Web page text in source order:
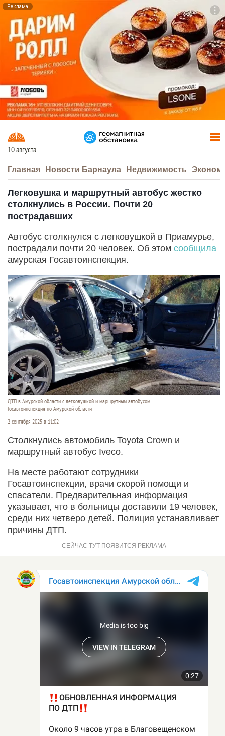
Реклама
10 августа
Главная Новости Барнаула Недвижимость
Легковушка и маршрутный автобус жестко
столкнулись в России. Почти 20
пострадавших
Автобус столкнулся с легковушкой в Приамурье,
пострадали почти 20 человек. Об этом сообщила
амурская Госавтоинспекция.
ДТП в Амурской области с легковушкой и маршрутным автобусом.
Госавтоинспекция по Амурской области
2 сентября 2025 в 11:02
Столкнулись автомобиль Toyota Crown и
маршрутный автобус Iveco.
На месте работают сотрудники
Госавтоинспекции, врачи скорой помощи и
спасатели. Предварительная информация
указывает, что в больницы доставили 19 человек,
среди них четверо детей. Полиция устанавливает
причины ДТП.